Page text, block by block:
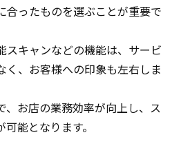
合ったものを選ぶことが重要で
スキャンなどの機能は、サービ
く、お客様への印象も左右しま
、お店の業務効率が向上し、ス
能となります。